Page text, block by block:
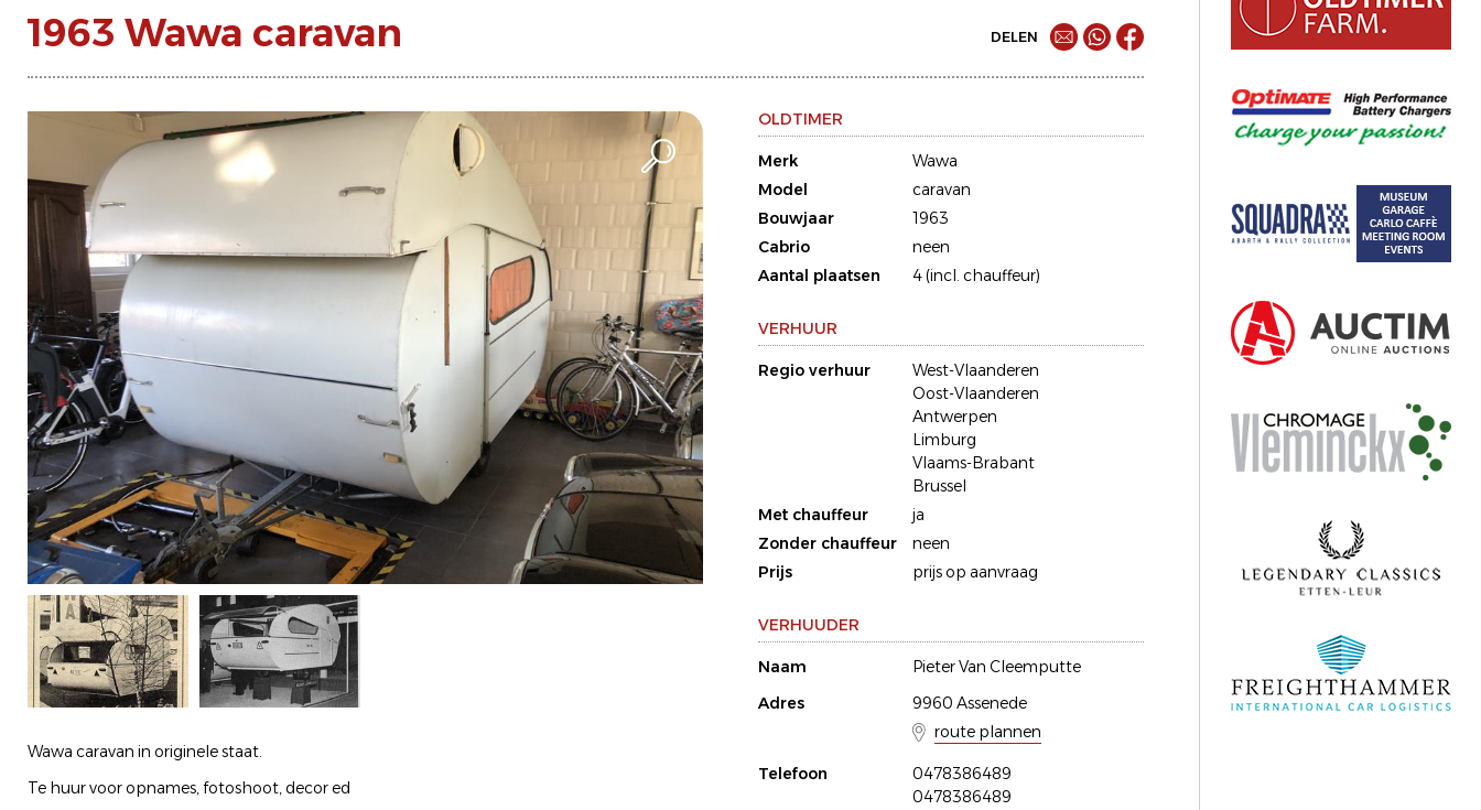
1963 Wawa caravan DELEN
Wawa caravan in originele staat.
Te huur voor opnames, fotoshoot, decor ed
OLDTIMER
Merk
Wawa
Model
caravan
Bouwjaar
1963
Cabrio
neen
Aantal plaatsen
4 (incl. chauffeur)
VERHUUR
Regio verhuur
West-Vlaanderen
Oost-Vlaanderen
Antwerpen
Limburg
Vlaams-Brabant
Brussel
Met chauffeur
ja
Zonder chauffeur
neen
Prijs
prijs op aanvraag
VERHUUDER
Naam
Pieter Van Cleemputte
Adres
9960 Assenede
route plannen
Telefoon
0478386489
0478386489